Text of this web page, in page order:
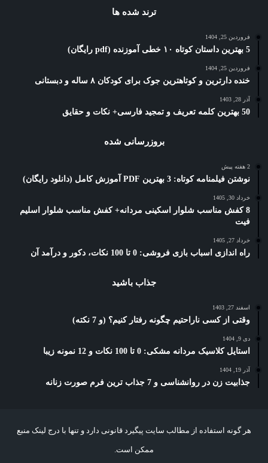
ترند شده ها
فروردین 25, 1404
5 بهترین داستان کوتاه ۱۰ خطی آموزنده (pdf رایگان)
فروردین 25, 1404
خنده دارترین و کوتاهترین جوک برای کودکان ۸ ساله و دبستانی
آذر 28, 1403
50 بهترین کلمه تعریف و تمجید فارسی+ نکات و حقایق
بروزرسانی شده
2 هفته پیش
نوشتن فیلمنامه کوتاه: 3 بهترین PDF آموزش کامل (دانلود رایگان)
خرداد 30, 1405
8 کفش مناسب شلوار اسکینی مردانه+ کفش مناسب شلوار اسلیم
فیت
خرداد 27, 1405
راه اندازی اسباب بازی فروشی: 0 تا 100 نکات، دکور و درآمد آن
جذاب باشید
اسفند 27, 1403
وقتی از کسی ناراحتیم چگونه رفتار کنیم؟ (و 7 نکته)
دی 9, 1404
استایل کلاسیک مردانه مشکی: 0 تا 100 نکات و 12 نمونه زیبا
آذر 19, 1404
جذابیت زن در روانشناسی و 7 جذاب ترین فرم صورت زنانه
هر گونه استفاده از مطالب سایت پیگیرد قانونی دارد و تنها با درج لینک منبع
ممکن است.